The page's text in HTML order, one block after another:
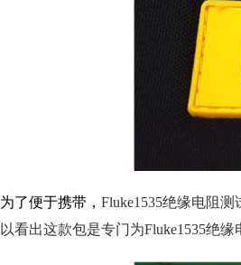
为了便于携带， Fluke1535绝缘电阻
以看出这款包是专门为Fluke1535绝缘